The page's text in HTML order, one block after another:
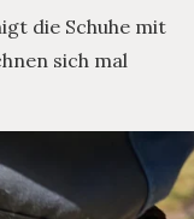
die Schuhe mit
sich mal